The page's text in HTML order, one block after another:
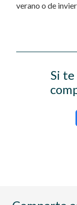
verano o de
Si